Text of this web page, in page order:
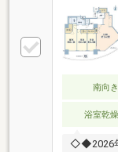
ベーシ
頂けます
の便利な
す・敷地
ネット
ネット予
より、
南向き
浴室乾
◇◆2026